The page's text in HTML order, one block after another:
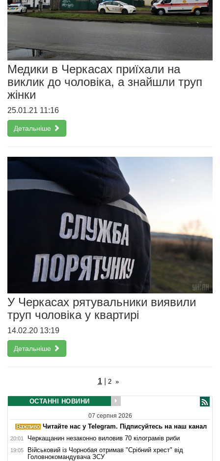
Медики в Черкасах приїхали на
виклик до чоловіка, а знайшли труп
жінки
25.01.21 11:16
Детальніше
У Черкасах рятувальники виявили
труп чоловіка у квартирі
14.02.20 13:19
Детальніше
1| 2 »
ОСТАННІ НОВИНИ
07 серпня 2026
Читайте нас у Telegram. Підписуйтесь на наш канал
20:01 Черкащанин незаконно виловив 70 кілограмів риби
19:05
Військовий із Чорнобая отримав "Срібний хрест" від
Головнокомандувача ЗСУ